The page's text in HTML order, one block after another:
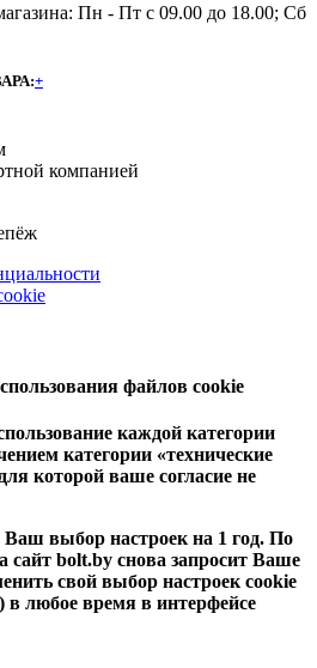
Пн - Пт с 09.00 до 18.00; Сб
+
компанией
файлов cookie
каждой категории
категории «технические
которой ваше согласие не
выбор настроек на 1 год. По
сайт bolt.by снова запросит Ваше
свой выбор настроек cookie
в любое время в интерфейсе